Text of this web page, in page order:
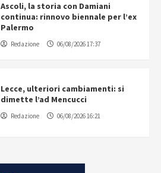
Ascoli, la storia con Damiani
continua: rinnovo biennale per l’ex
Palermo
Redazione 06/08/2026 17:37
Lecce, ulteriori cambiamenti: si
dimette l’ad Mencucci
Redazione 06/08/2026 16:21